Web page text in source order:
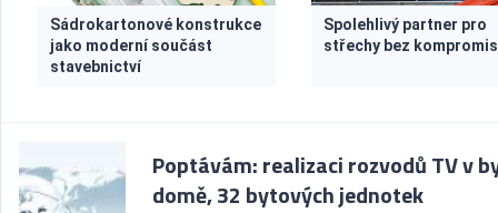
Sádrokartonové konstrukce
jako moderní součást
stavebnictví
Spolehlivý partner pro
střechy bez
Poptávám: realizaci rozvodů TV v
domě, 32 bytových jednotek